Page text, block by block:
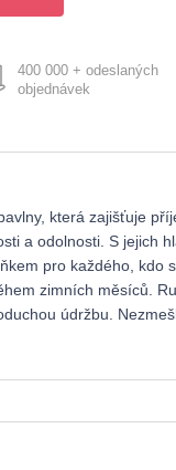
400 000 + odeslaných
objednávek
která zajišťuje
a odolnosti. S jejich
pro každého, kdo
zimních měsíců.
údržbu.